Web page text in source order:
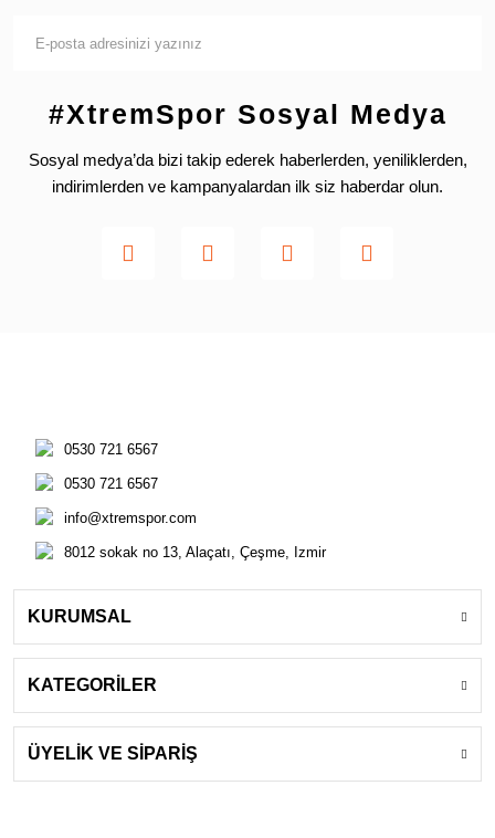
#XtremSpor Sosyal Medya
Sosyal medya’da bizi takip ederek haberlerden, yeniliklerden,
indirimlerden ve kampanyalardan ilk siz haberdar olun.
0530 721 6567
0530 721 6567
info@xtremspor.com
8012 sokak no 13, Alaçatı, Çeşme, Izmir
KURUMSAL
KATEGORİLER
ÜYELİK VE SİPARİŞ